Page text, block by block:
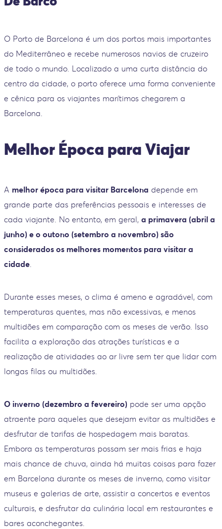
O Porto de Barcelona é um dos portos mais importantes
do Mediterrâneo e recebe numerosos navios de cruzeiro
de todo o mundo. Localizado a uma curta distância do
centro da cidade, o porto oferece uma forma conveniente
e cênica para os viajantes marítimos chegarem a
Barcelona.
Melhor Época para Viajar
A melhor época para visitar Barcelona depende em
grande parte das preferências pessoais e interesses de
cada viajante. No entanto, em geral, a primavera (abril a
junho) e o outono (setembro a novembro) são
considerados os melhores momentos para visitar a
cidade.
Durante esses meses, o clima é ameno e agradável, com
temperaturas quentes, mas não excessivas, e menos
multidões em comparação com os meses de verão. Isso
facilita a exploração das atrações turísticas e a
realização de atividades ao ar livre sem ter que lidar com
longas filas ou multidões.
O inverno (dezembro a fevereiro) pode ser uma opção
atraente para aqueles que desejam evitar as multidões e
desfrutar de tarifas de hospedagem mais baratas.
Embora as temperaturas possam ser mais frias e haja
mais chance de chuva, ainda há muitas coisas para fazer
em Barcelona durante os meses de inverno, como visitar
museus e galerias de arte, assistir a concertos e eventos
culturais, e desfrutar da culinária local em restaurantes e
bares aconchegantes.